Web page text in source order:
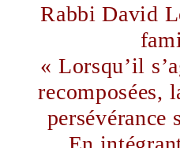
Rabbi David Levy, conseiller
« Lorsqu’il
recomposées,
persévérance